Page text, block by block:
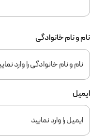
هاستینگ و ارائه
شرکت‌های هاستینگ از
نام و نام خانوادگی
ایمیل